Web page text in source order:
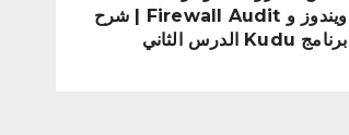
ويندوز و Firewall Audit | شرح
برنامج Kudu الدرس الثاني